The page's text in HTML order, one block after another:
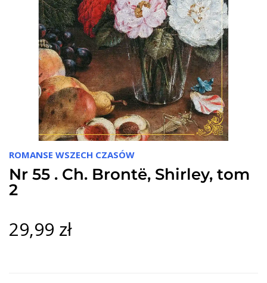
ROMANSE WSZECH CZASÓW
Nr 55 . Ch. Brontë, Shirley, tom
2
29,99 zł